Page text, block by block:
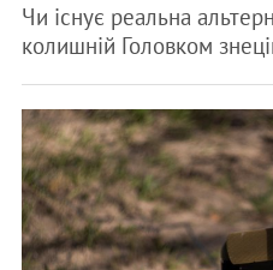
Чи існує реальна
колишній Головком